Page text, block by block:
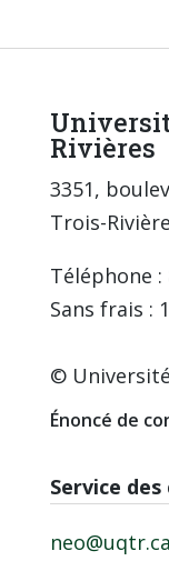
Rivières
3351,
Trois-
Téléphone :
Sans frais :
©
Énoncé de
Service
neo@uqtr.ca